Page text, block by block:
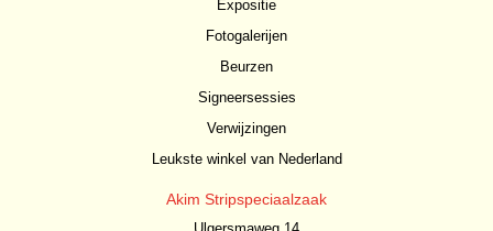
Expositie
Fotogalerijen
Beurzen
Signeersessies
Verwijzingen
Leukste winkel van Nederland
Akim Stripspeciaalzaak